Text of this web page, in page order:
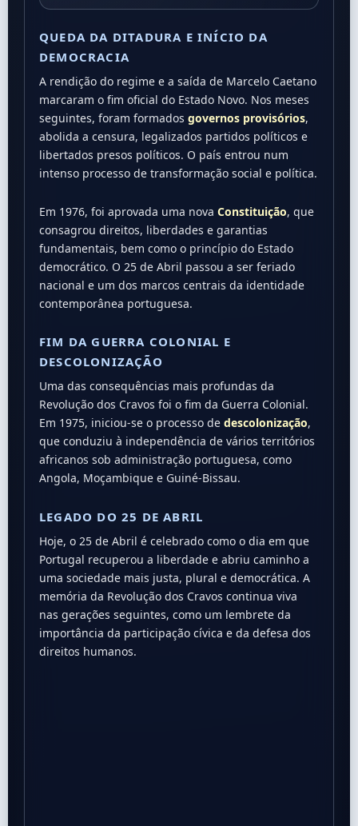
QUEDA DA DITADURA E INÍCIO DA
DEMOCRACIA
A rendição do regime e a saída de Marcelo Caetano
marcaram o fim oficial do Estado Novo. Nos meses
seguintes, foram formados governos provisórios,
abolida a censura, legalizados partidos políticos e
libertados presos políticos. O país entrou num
intenso processo de transformação social e política.
Em 1976, foi aprovada uma nova Constituição, que
consagrou direitos, liberdades e garantias
fundamentais, bem como o princípio do Estado
democrático. O 25 de Abril passou a ser feriado
nacional e um dos marcos centrais da identidade
contemporânea portuguesa.
FIM DA GUERRA COLONIAL E
DESCOLONIZAÇÃO
Uma das consequências mais profundas da
Revolução dos Cravos foi o fim da Guerra Colonial.
Em 1975, iniciou-se o processo de descolonização,
que conduziu à independência de vários territórios
africanos sob administração portuguesa, como
Angola, Moçambique e Guiné-Bissau.
LEGADO DO 25 DE ABRIL
Hoje, o 25 de Abril é celebrado como o dia em que
Portugal recuperou a liberdade e abriu caminho a
uma sociedade mais justa, plural e democrática. A
memória da Revolução dos Cravos continua viva
nas gerações seguintes, como um lembrete da
importância da participação cívica e da defesa dos
direitos humanos.